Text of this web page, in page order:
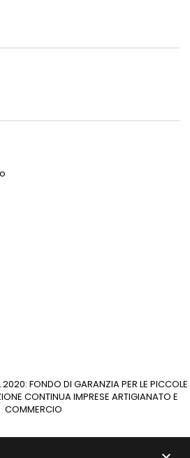
FONDO DI GARANZIA PER LE PICCOLE
CONTINUA IMPRESE ARTIGIANATO E
COMMERCIO